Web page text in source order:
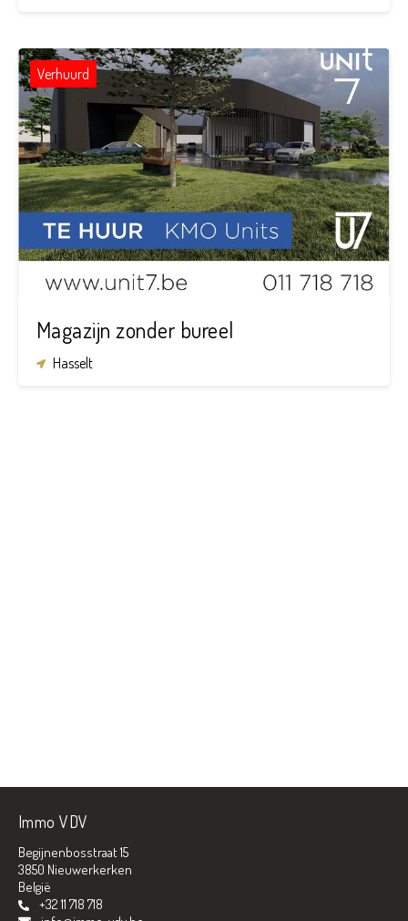
Verhuurd
4.400 m²
Magazijn zonder bureel
Hasselt
Immo VDV
Begijnenbosstraat 15
3850 Nieuwerkerken
België
+32 11 718 718